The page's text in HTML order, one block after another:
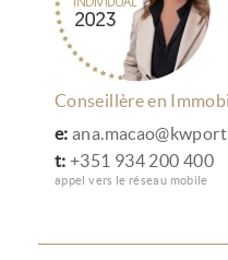
Conseillère en
e:
t: +351 934 200 400
appel vers le réseau mobile